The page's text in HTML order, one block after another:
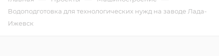
Водоподготовка для технологических нужд на заводе Лада-
Ижевск